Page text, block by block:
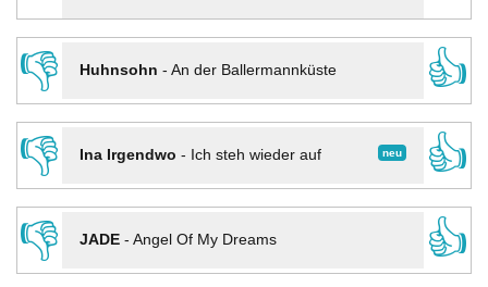
👎
Huhnsohn - An der Ballermannküste
👍
👎
neu
Ina Irgendwo - Ich steh wieder auf
👍
👎
JADE- Angel Of My Dreams
👍